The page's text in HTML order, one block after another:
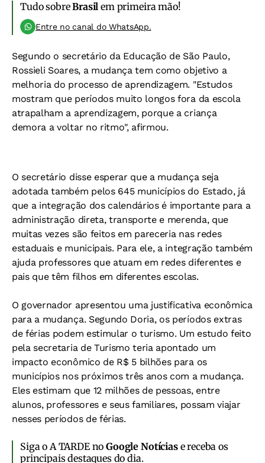
Tudo sobreBrasil em primeira mão!
Entre no canal do WhatsApp.
Segundo o secretário da Educação de São Paulo,
Rossieli Soares, a mudança tem como objetivo a
melhoria do processo de aprendizagem. "Estudos
mostram que períodos muito longos fora da escola
atrapalham a aprendizagem, porque a criança
demora a voltar no ritmo", afirmou.
O secretário disse esperar que a mudança seja
adotada também pelos 645 municípios do Estado, já
que a integração dos calendários é importante para a
administração direta, transporte e merenda, que
muitas vezes são feitos em pareceria nas redes
estaduais e municipais. Para ele, a integração também
ajuda professores que atuam em redes diferentes e
pais que têm filhos em diferentes escolas.
O governador apresentou uma justificativa econômica
para a mudança. Segundo Doria, os períodos extras
de férias podem estimular o turismo. Um estudo feito
pela secretaria de Turismo teria apontado um
impacto econômico de R$ 5 bilhões para os
municípios nos próximos três anos com a mudança.
Eles estimam que 12 milhões de pessoas, entre
alunos, professores e seus familiares, possam viajar
nesses períodos de férias.
Siga o A TARDE noGoogle Notíciase receba os
principais destaques do dia.